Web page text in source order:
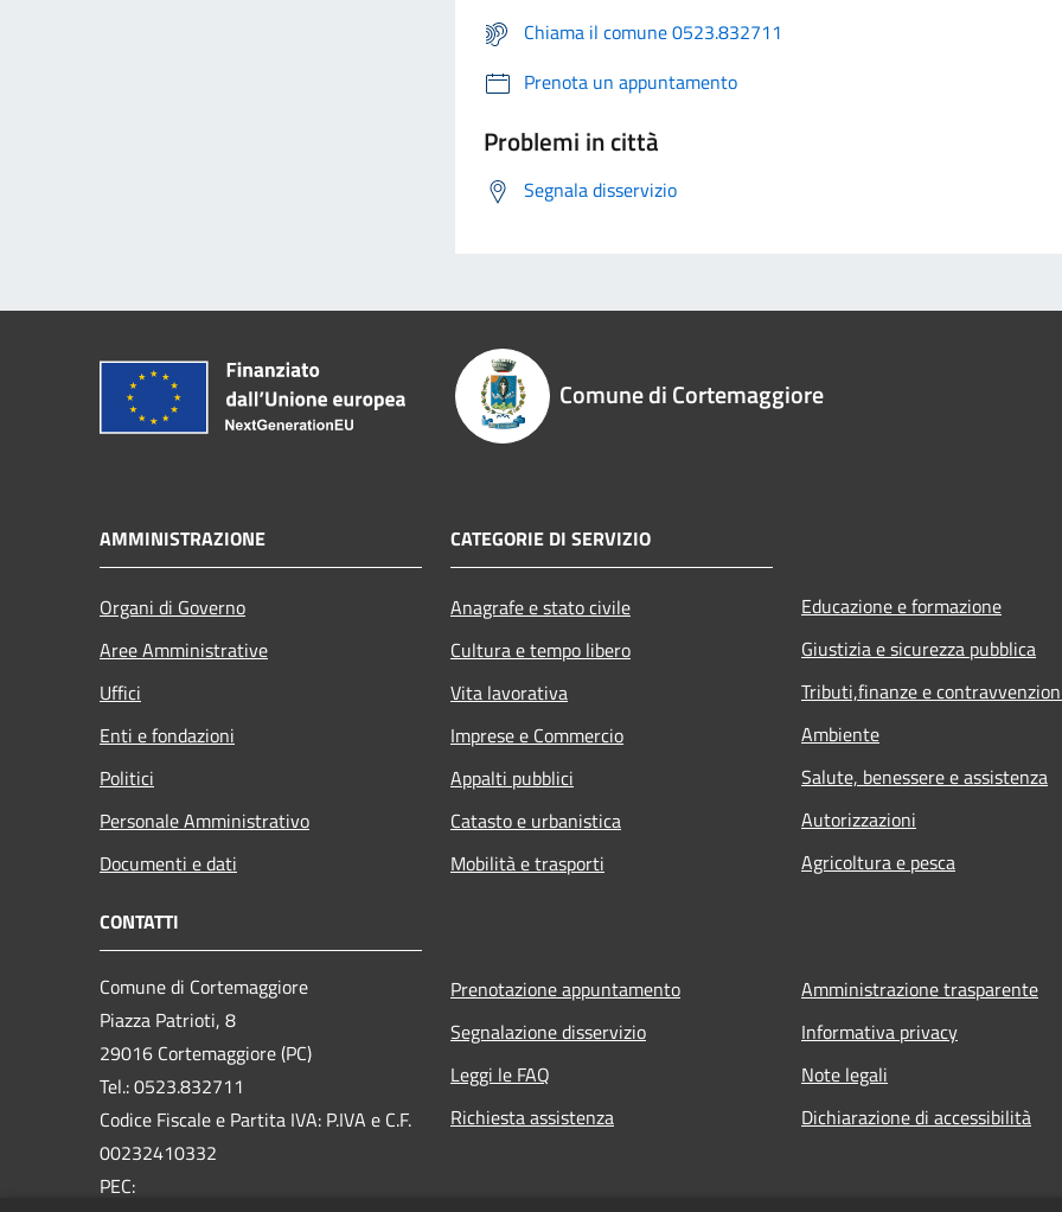
Chiama il comune 0523.832711
Prenota un appuntamento
Problemi in città
Segnala disservizio
Comune di Cortemaggiore
AMMINISTRAZIONE
Organi di Governo
Aree Amministrative
Uffici
Enti e fondazioni
Politici
Personale Amministrativo
Documenti e dati
CATEGORIE DI SERVIZIO
Anagrafe e stato civile
Cultura e tempo libero
Vita lavorativa
Imprese e Commercio
Appalti pubblici
Catasto e urbanistica
Mobilità e trasporti
Educazione e formazione
Giustizia e sicurezza pubblica
Tributi,finanze e
Ambiente
Salute, benessere e assistenza
Autorizzazioni
Agricoltura e pesca
CONTATTI
Comune di Cortemaggiore
Piazza Patrioti, 8
29016 Cortemaggiore (PC)
Tel.: 0523.832711
Codice Fiscale e Partita IVA: P.IVA e C.F.
00232410332
PEC:
Prenotazione appuntamento
Segnalazione disservizio
Leggi le FAQ
Richiesta assistenza
Amministrazione trasparente
Informativa privacy
Note legali
Dichiarazione di accessibilità